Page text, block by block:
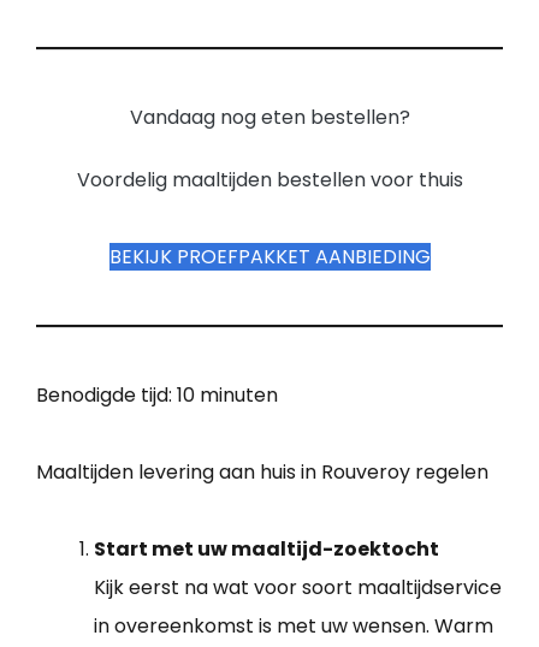
Vandaag nog eten bestellen?
Voordelig maaltijden bestellen voor thuis
BEKIJK PROEFPAKKET AANBIEDING
Benodigde tijd: 10 minuten
Maaltijden levering aan huis in Rouveroy regelen
Start met uw maaltijd-zoektocht
Kijk eerst na wat voor soort maaltijdservice
in overeenkomst is met uw wensen. Warm